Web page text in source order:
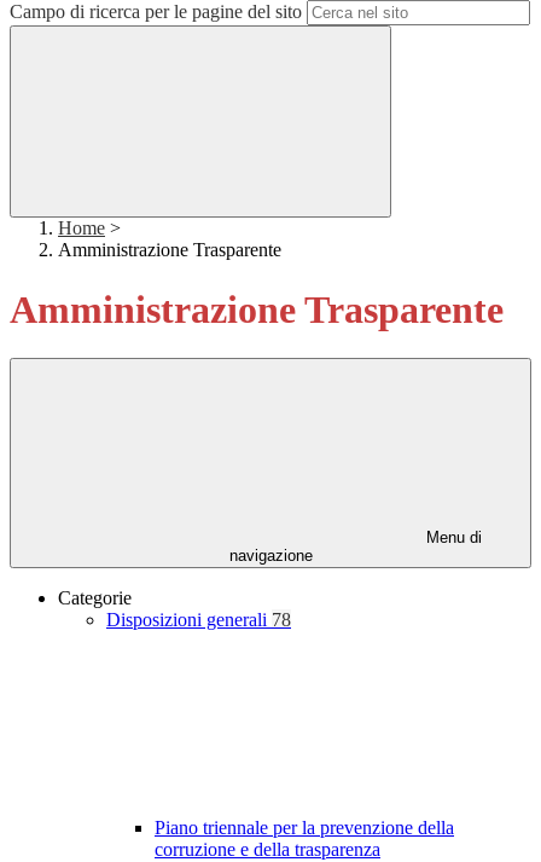
Campo di ricerca per le pagine del sito
Home >
Amministrazione Trasparente
Amministrazione Trasparente
Menu di
navigazione
Categorie
Disposizioni generali 78
Piano triennale per la prevenzione della
corruzione e della trasparenza